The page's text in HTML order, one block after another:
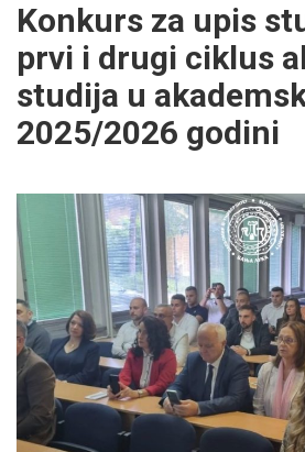
Konkurs za upis
prvi i drugi ciklus
studija u
2025/2026 godini